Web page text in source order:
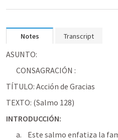
Notes Transcript
ASUNTO:
CONSAGRACIÓN :
TÍTULO: Acción de Gracias
TEXTO: (Salmo 128)
INTRODUCCIÓN: